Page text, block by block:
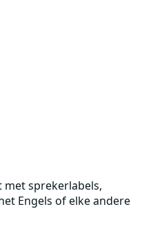
sprekerlabels,
Engels of elke andere